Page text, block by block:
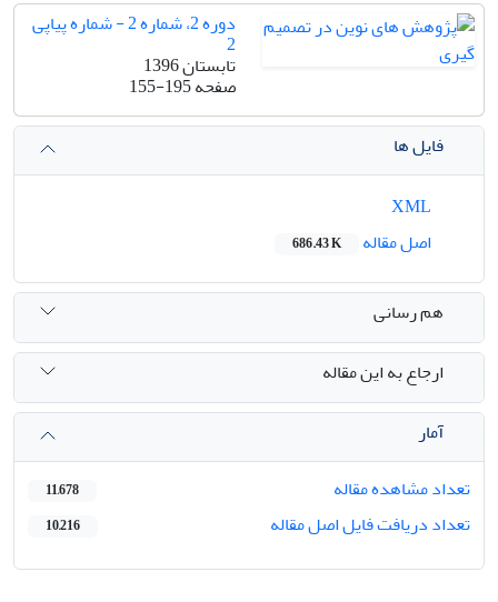
دوره 2، شماره 2 - شماره پیاپی
2
تابستان 1396
صفحه155-195
فایل ها
اصل مقاله
686.43 K
هم رسانی
ارجاع به این مقاله
آمار
تعداد مشاهده مقاله
11,678
تعداد دریافت فایل اصل مقاله 10,216